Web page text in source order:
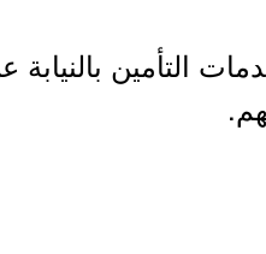
التأمين بالنيابة